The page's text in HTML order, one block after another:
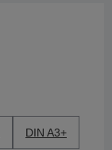
DIN A3+